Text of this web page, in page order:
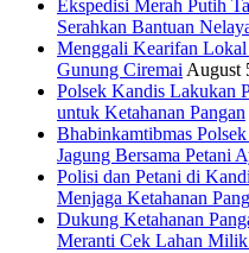
Ekspedisi Merah Putih
Serahkan Bantuan
Menggali Kearifan
Gunung Ciremai August
Polsek Kandis Lakukan
untuk Ketahanan Pangan
Bhabinkamtibmas
Jagung Bersama Petani
Polisi dan Petani di
Menjaga Ketahanan
Dukung Ketahanan
Meranti Cek Lahan Milik